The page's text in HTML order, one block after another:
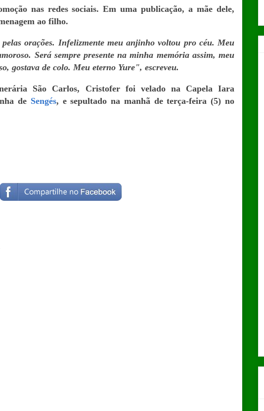
nas redes sociais. Em uma publicação, a mãe dele,
ao filho.
orações. Infelizmente meu anjinho voltou pro céu. Meu
Será sempre presente na minha memória assim, meu
gostava de colo. Meu eterno Yure", escreveu.
São Carlos, Cristofer foi velado na Capela Iara
de Sengés, e sepultado na manhã de terça-feira (5) no